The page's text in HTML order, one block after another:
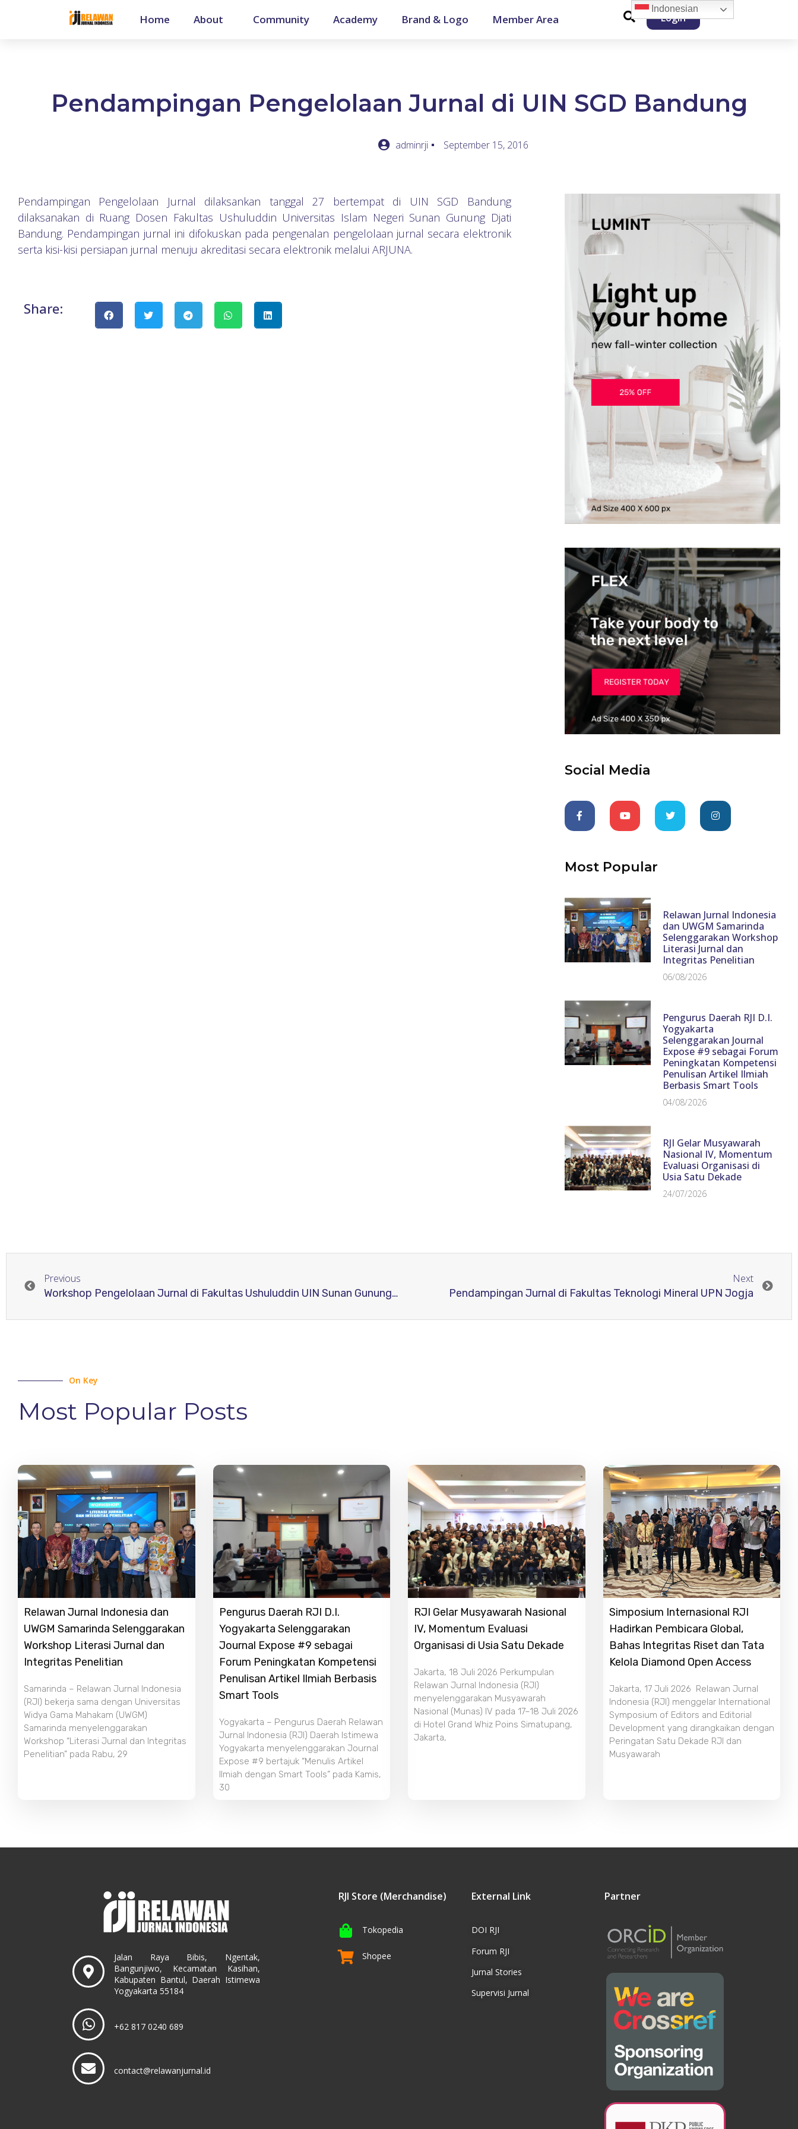
Home About Community Academy Brand & Logo Member Area Login
Pendampingan Pengelolaan Jurnal di UIN SGD Bandung
adminrji September 15, 2016
Pendampingan Pengelolaan Jurnal dilaksankan tanggal 27 bertempat di UIN SGD Bandung
dilaksanakan di Ruang Dosen Fakultas Ushuluddin Universitas Islam Negeri Sunan Gunung Djati
Bandung. Pendampingan jurnal ini difokuskan pada pengenalan pengelolaan jurnal secara elektronik
serta kisi-kisi persiapan jurnal menuju akreditasi secara elektronik melalui ARJUNA.
Share:
Social Media
Most Popular
Relawan Jurnal Indonesia
dan UWGM Samarinda
Selenggarakan Workshop
Literasi Jurnal dan
Integritas Penelitian
06/08/2026
Pengurus Daerah RJI D.I.
Yogyakarta
Selenggarakan Journal
Expose #9 sebagai Forum
Peningkatan Kompetensi
Penulisan Artikel Ilmiah
Berbasis Smart Tools
04/08/2026
RJI Gelar Musyawarah
Nasional IV, Momentum
Evaluasi Organisasi di
Usia Satu Dekade
24/07/2026
Previous
Workshop Pengelolaan Jurnal di Fakultas Ushuluddin UIN Sunan Gunung Djati Bandung
Next
Pendampingan Jurnal di Fakultas Teknologi Mineral UPN Jogja
On Key
Most Popular Posts
Relawan Jurnal Indonesia dan
UWGM Samarinda Selenggarakan
Workshop Literasi Jurnal dan
Integritas Penelitian
Samarinda – Relawan Jurnal Indonesia
(RJI) bekerja sama dengan Universitas
Widya Gama Mahakam (UWGM)
Samarinda menyelenggarakan
Workshop “Literasi Jurnal dan Integritas
Penelitian” pada Rabu, 29
Pengurus Daerah RJI D.I.
Yogyakarta Selenggarakan
Journal Expose #9 sebagai
Forum Peningkatan Kompetensi
Penulisan Artikel Ilmiah Berbasis
Smart Tools
Yogyakarta – Pengurus Daerah Relawan
Jurnal Indonesia (RJI) Daerah Istimewa
Yogyakarta menyelenggarakan Journal
Expose #9 bertajuk “Menulis Artikel
Ilmiah dengan Smart Tools” pada Kamis,
30
RJI Gelar Musyawarah Nasional
IV, Momentum Evaluasi
Organisasi di Usia Satu Dekade
Jakarta, 18 Juli 2026 Perkumpulan
Relawan Jurnal Indonesia (RJI)
menyelenggarakan Musyawarah
Nasional (Munas) IV pada 17–18 Juli 2026
di Hotel Grand Whiz Poins Simatupang,
Jakarta,
Simposium Internasional RJI
Hadirkan Pembicara Global,
Bahas Integritas Riset dan Tata
Kelola Diamond Open Access
Jakarta, 17 Juli 2026 Relawan Jurnal
Indonesia (RJI) menggelar International
Symposium of Editors and Editorial
Development yang dirangkaikan dengan
Peringatan Satu Dekade RJI dan
Musyawarah
Jalan Raya Bibis, Ngentak,
Bangunjiwo, Kecamatan Kasihan,
Kabupaten Bantul, Daerah Istimewa
Yogyakarta 55184
+62 817 0240 689
contact@relawanjurnal.id
RJI Store (Merchandise)
Tokopedia
Shopee
External Link
DOI RJI
Forum RJI
Jurnal Stories
Supervisi Jurnal
Partner
Indonesian